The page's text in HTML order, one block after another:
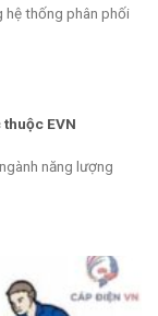
hệ thống phân phối
EVN
năng lượng